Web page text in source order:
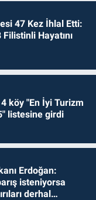
47 Kez İhlal Etti:
Filistinli Hayatını
köy "En İyi Turizm
listesine girdi
Erdoğan:
isteniyorsa
derhal